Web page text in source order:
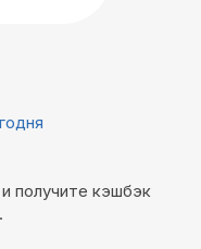
получите кэшбэк